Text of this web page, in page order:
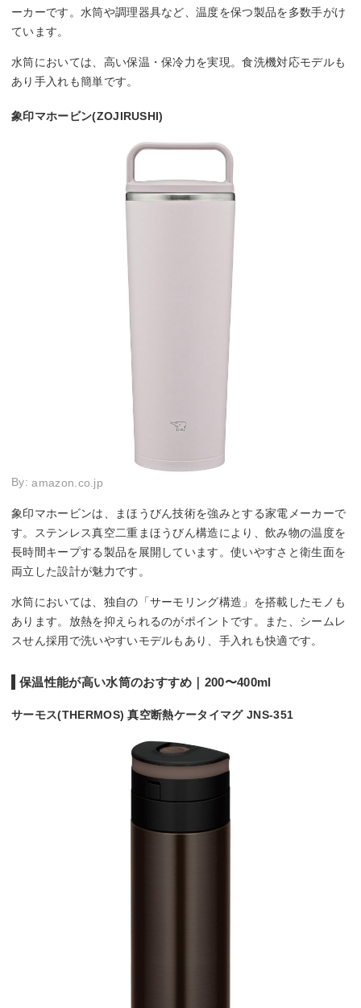
ーカーです。水筒や調理器具など、温度を保つ製品を多数手がけ
ています。
水筒においては、高い保温・保冷力を実現。食洗機対応モデルも
あり手入れも簡単です。
象印マホービン(ZOJIRUSHI)
By:amazon.co.jp
象印マホービンは、まほうびん技術を強みとする家電メーカーで
す。ステンレス真空二重まほうびん構造により、飲み物の温度を
長時間キープする製品を展開しています。使いやすさと衛生面を
両立した設計が魅力です。
水筒においては、独自の「サーモリング構造」を搭載したモノも
あります。放熱を抑えられるのがポイントです。また、シームレ
スせん採用で洗いやすいモデルもあり、手入れも快適です。
保温性能が高い水筒のおすすめ｜200〜400ml
サーモス(THERMOS) 真空断熱ケータイマグ JNS-351